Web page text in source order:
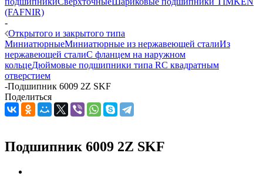
(FAFNIR)
-
Открытого и закрытого типа
МиниатюрныеМиниатюрные из нержавеющей сталиИз
нержавеющей сталиС фланцем на наружном
кольцеДюймовые подшипники типа RС квадратным
отверстием
-Подшипник 6009 2Z SKF
Поделиться
Подшипник 6009 2Z SKF